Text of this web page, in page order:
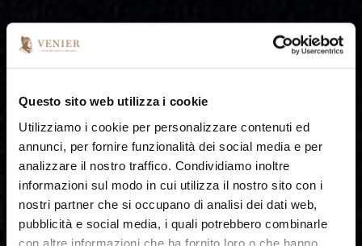
Questo sito web utilizza i cookie
Utilizziamo i cookie per personalizzare contenuti ed
annunci, per fornire funzionalità dei social media e per
analizzare il nostro traffico. Condividiamo inoltre
informazioni sul modo in cui utilizza il nostro sito con i
nostri partner che si occupano di analisi dei dati web,
pubblicità e social media, i quali potrebbero combinarle
con altre informazioni che ha fornito loro o che hanno